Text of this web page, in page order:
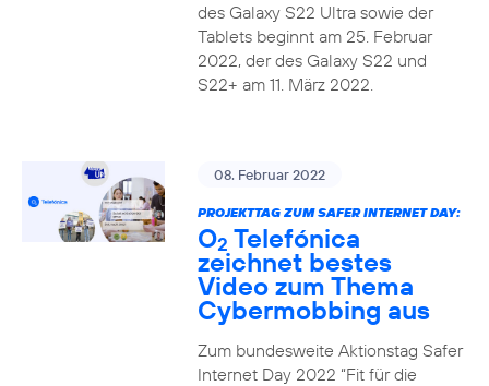
des Galaxy S22 Ultra sowie der
Tablets beginnt am 25. Februar
2022, der des Galaxy S22 und
S22+ am 11. März 2022.
08. Februar 2022
PROJEKTTAG ZUM SAFER INTERNET DAY:
O2 Telefónica
zeichnet bestes
Video zum Thema
Cybermobbing aus
Zum bundesweite Aktionstag Safer
Internet Day 2022 “Fit für die